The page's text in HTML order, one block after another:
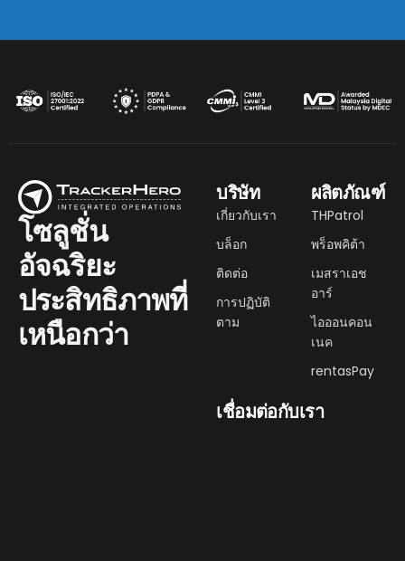
โซลูชั่น
อัจฉริยะ
ประสิทธิภาพที่
เหนือกว่า
บริษัท
เกี่ยวกับเรา
บล็อก
ติดต่อ
การปฏิบัติ
ตาม
ผลิตภัณฑ์
THPatrol
พร็อพคิต้า
เมสราเอช
อาร์
ไอออนคอน
เนค
rentasPay
เชื่อมต่อกับเรา